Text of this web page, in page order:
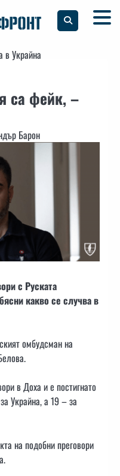
в Украйна
са фейк, –
Барон
с Руската
какво се случва в
омбудсман на
в Доха и е постигнато
Украйна, а 19 – за
на подобни преговори